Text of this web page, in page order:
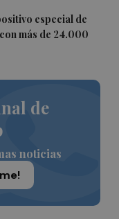
especial de
más de 24.000
de
noticias